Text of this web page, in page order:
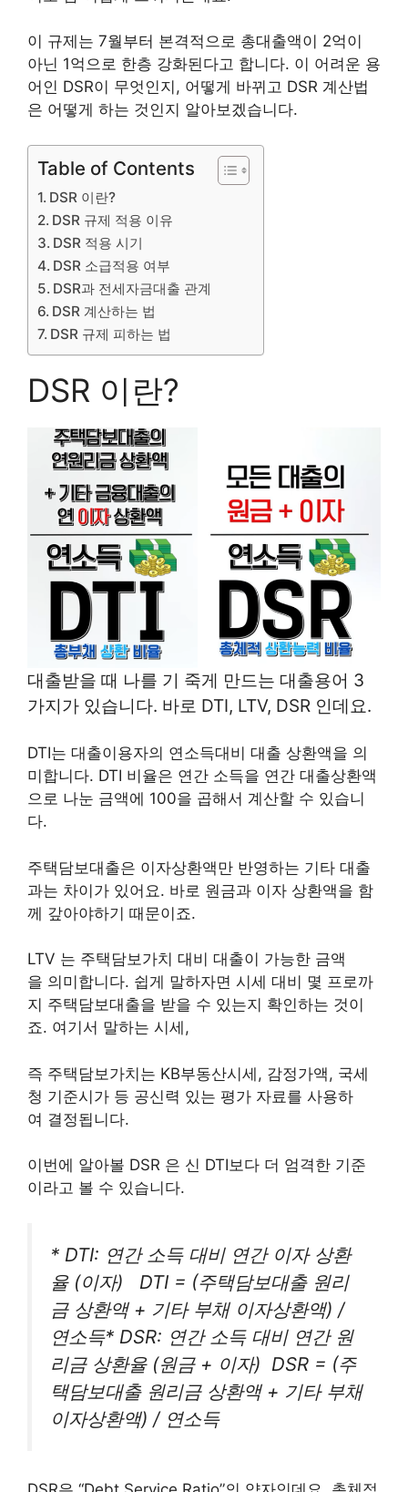
이 규제는 7월부터 본격적으로 총대출액이 2억이
아닌 1억으로 한층 강화된다고 합니다. 이 어려운 용
어인 DSR이 무엇인지, 어떻게 바뀌고 DSR 계산법
은 어떻게 하는 것인지 알아보겠습니다.
Table of Contents
DSR 이란?
DSR 규제 적용 이유
DSR 적용 시기
DSR 소급적용 여부
DSR과 전세자금대출 관계
DSR 계산하는 법
DSR 규제 피하는 법
DSR 이란?
대출받을 때 나를 기 죽게 만드는 대출용어 3
가지가 있습니다. 바로 DTI, LTV, DSR 인데요.
DTI는 대출이용자의 연소득대비 대출 상환액을 의
미합니다. DTI 비율은 연간 소득을 연간 대출상환액
으로 나눈 금액에 100을 곱해서 계산할 수 있습니
다.
주택담보대출은 이자상환액만 반영하는 기타 대출
과는 차이가 있어요. 바로 원금과 이자 상환액을 함
께 갚아야하기 때문이죠.
LTV 는 주택담보가치 대비 대출이 가능한 금액
을 의미합니다. 쉽게 말하자면 시세 대비 몇 프로까
지 주택담보대출을 받을 수 있는지 확인하는 것이
죠. 여기서 말하는 시세,
즉 주택담보가치는 KB부동산시세, 감정가액, 국세
청 기준시가 등 공신력 있는 평가 자료를 사용하
여 결정됩니다.
이번에 알아볼 DSR 은 신 DTI보다 더 엄격한 기준
이라고 볼 수 있습니다.
* DTI: 연간 소득 대비 연간 이자 상환
율 (이자) DTI = (주택담보대출 원리
금 상환액 + 기타 부채 이자상환액) /
연소득* DSR: 연간 소득 대비 연간 원
리금 상환율 (원금 + 이자) DSR = (주
택담보대출 원리금 상환액 + 기타 부채
이자상환액) / 연소득